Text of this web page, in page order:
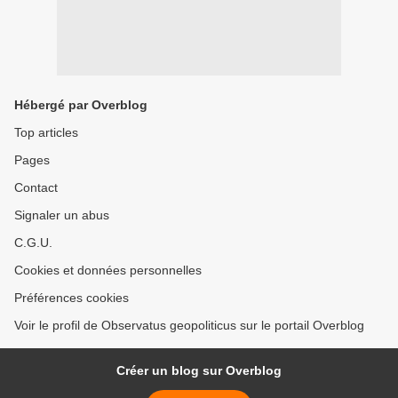
Hébergé par Overblog
Top articles
Pages
Contact
Signaler un abus
C.G.U.
Cookies et données personnelles
Préférences cookies
Voir le profil de Observatus geopoliticus sur le portail Overblog
Créer un blog sur Overblog